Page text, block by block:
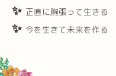
正直に胸張って生きる
今を生きて未来を作る